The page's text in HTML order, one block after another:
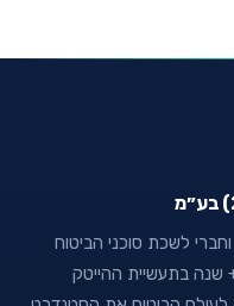
לשכת סוכני הביטוח
נוסדה ע״י זאב יופה לאחר 40+ שנה בתעשיית ההייטק